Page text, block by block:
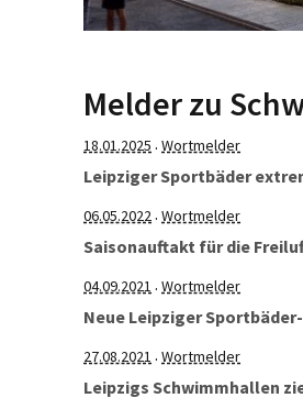
Melder zu
18.01.2025 · Wortmelder
Leipziger Sportbäder
06.05.2022· Wortmelder
Saisonauftakt für die
04.09.2021 · Wortmelder
Neue Leipziger
27.08.2021 · Wortmelder
Leipzigs Schwimmhallen